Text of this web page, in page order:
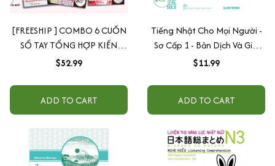
[FREESHIP ] COMBO 6 CUỐN
SỔ TAY TỔNG HỢP KIẾN
THỨC JLPT N5 – N1 (TV, KJ,
1+2)
$52.99
ADD TO CART
Tiếng Nhật Cho Mọi Người -
Sơ Cấp 1 - Bản Dịch Và Giải
Thích Ngữ Pháp - Tiếng Việt
$11.99
ADD TO CART